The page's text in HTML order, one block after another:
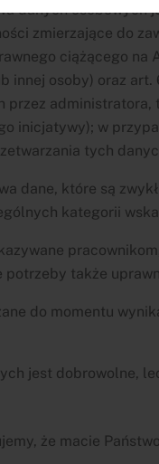
danych osobowych
zmierzające do
ciążącego na
osoby) oraz art.
przez
inicjatywy); w
tych
dane, które są
kategorii
także
do momentu
jest dobrowolne,
że macie